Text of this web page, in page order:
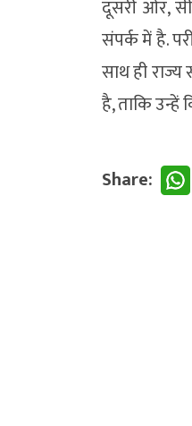
दूसरी ओर,
संपर्क में है.
साथ ही
है, ताकि उन्हें
Share: